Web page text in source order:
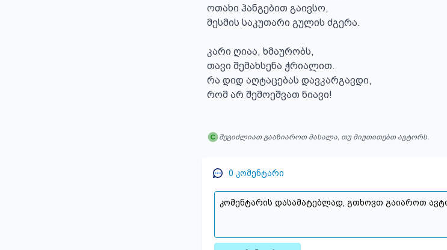
ოთახი ჰანგებით გაივსო,
მესმის საკუთარი გულის ძგერა.
კარი ღიაა, ხმაურობს,
თავი შემახსენა ჭრიალით.
რა დიდ აღტაცებას დავკარგავდი,
რომ არ შემოეშვათ ნიავი!
შეგიძლიათ გააზიაროთ მასალა, თუ მიუთითებთ ავტორს.
0 კომენტარი